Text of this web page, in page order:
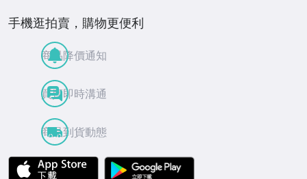
手機逛拍賣，購物更便利
商品降價通知
買賣即時溝通
商品到貨動態
APP Store